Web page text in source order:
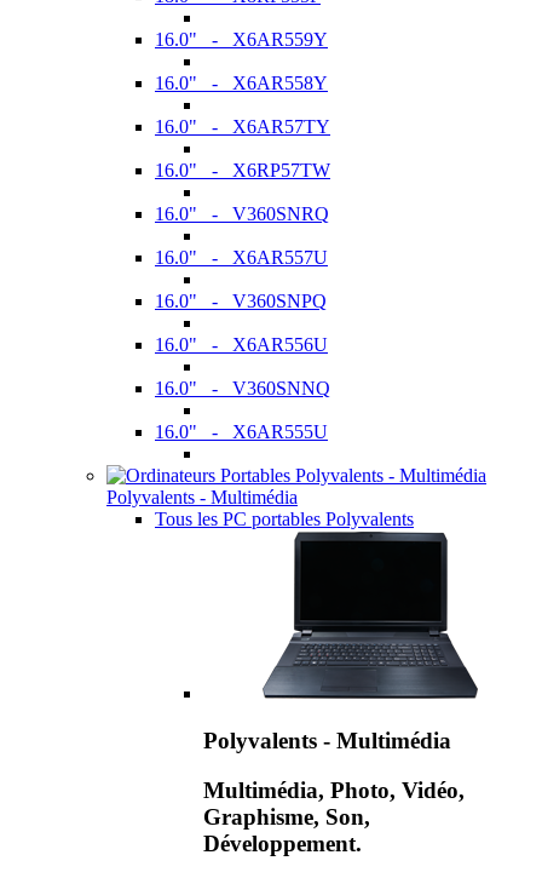
16.0" - X6AR559Y
16.0" - X6AR558Y
16.0" - X6AR57TY
16.0" - X6RP57TW
16.0" - V360SNRQ
16.0" - X6AR557U
16.0" - V360SNPQ
16.0" - X6AR556U
16.0" - V360SNNQ
16.0" - X6AR555U
Polyvalents - Multimédia
Tous les PC portables Polyvalents
Polyvalents - Multimédia
Multimédia, Photo, Vidéo,
Graphisme, Son,
Développement.